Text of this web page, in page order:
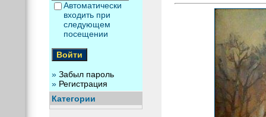
Автоматически
входить при
следующем
посещении
» Забыл пароль
» Регистрация
Категории